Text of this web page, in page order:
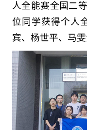
人全能赛全国二
位同学获得个人
宾、杨世平、马